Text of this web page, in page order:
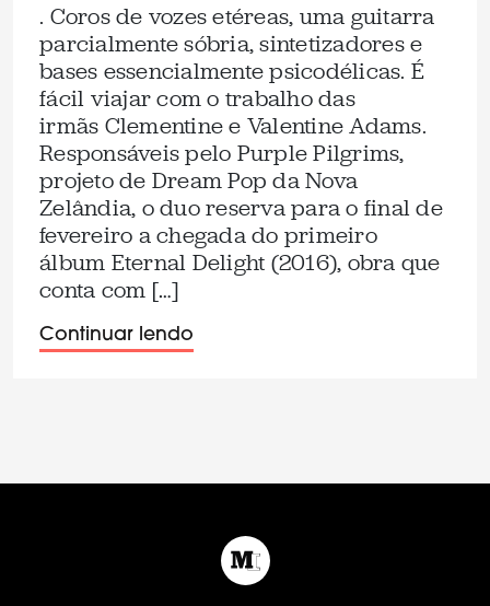
. Coros de vozes etéreas, uma guitarra
parcialmente sóbria, sintetizadores e
bases essencialmente psicodélicas. É
fácil viajar com o trabalho das
irmãs Clementine e Valentine Adams.
Responsáveis pelo Purple Pilgrims,
projeto de Dream Pop da Nova
Zelândia, o duo reserva para o final de
fevereiro a chegada do primeiro
álbum Eternal Delight (2016), obra que
conta com […]
Continuar lendo